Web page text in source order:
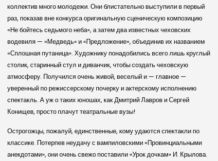
коллектив много молодежи. Они блистательно выступили в первый
раз, показав вне конкурса оригинальную сцениче­скую композицию
«Не бойтесь седьмого неба», а затем два известных чехов­ских
водевиля — «Медведь» и «Предложение», объединив их названием
«Сплошная путаница». Художнику понадобились всего лишь круглый
столик, старинный стул и диванчик, чтобы создать чехов­скую
атмосферу. Получился очень живой, веселый и — главное —
уверенный по режиссер­скому почерку и актер­скому исполнению
спектакль. А уж о таких юношах, как Дмитрий Лавров и Сергей
Конищев, просто плачут театральные вузы!
Острогожцы, пожалуй, единственные, кому удаются спектакли по
классике. Потерпев неудачу с вампилов­скими «Провинциальными
анекдотами», они очень свежо поставили «Урок дочкам» И. Крылова.